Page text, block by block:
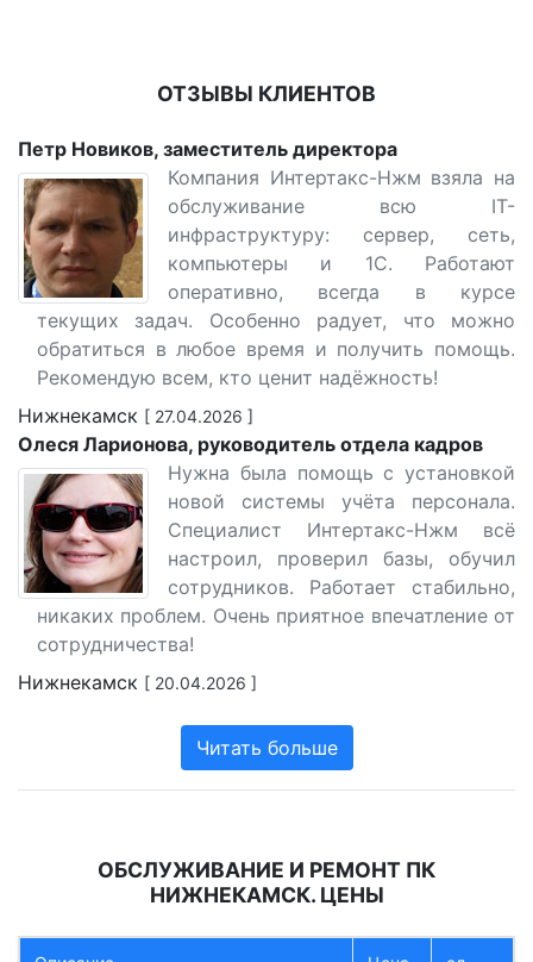
ОТЗЫВЫ КЛИЕНТОВ
Петр Новиков, заместитель директора
Компания Интертакс-Нжм взяла на
обслуживание всю IT-
инфраструктуру: сервер, сеть,
компьютеры и 1С. Работают
оперативно, всегда в курсе
текущих задач. Особенно радует, что можно
обратиться в любое время и получить помощь.
Рекомендую всем, кто ценит надёжность!
Нижнекамск [ 27.04.2026 ]
Олеся Ларионова, руководитель отдела кадров
Нужна была помощь с установкой
новой системы учёта персонала.
Специалист Интертакс-Нжм всё
настроил, проверил базы, обучил
сотрудников. Работает стабильно,
никаких проблем. Очень приятное впечатление от
сотрудничества!
Нижнекамск [ 20.04.2026 ]
Читать больше
ОБСЛУЖИВАНИЕ И РЕМОНТ ПК
НИЖНЕКАМСК. ЦЕНЫ